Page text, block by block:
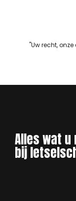
"Uw recht,
Alles wat
bij